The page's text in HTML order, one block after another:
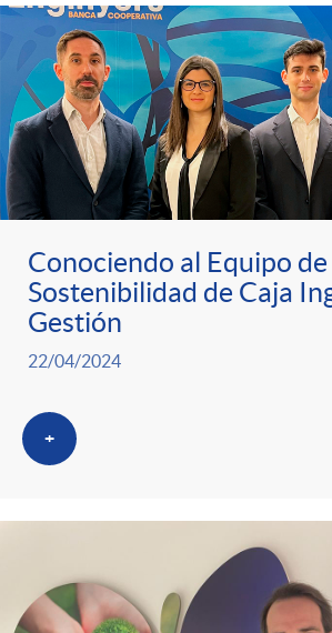
Conociendo al Equipo de
Sostenibilidad de Caja
Gestión
22/04/2024
+